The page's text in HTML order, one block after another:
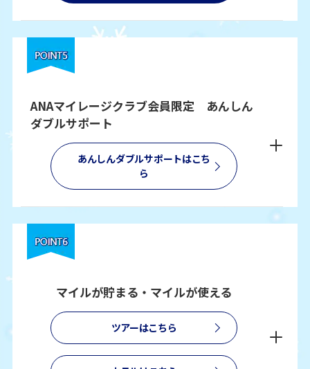
ANAマイレージクラブ会員限定 あんしん
ダブルサポート
あんしんダブルサポートはこち
ら
マイルが貯まる・マイルが使える
ツアーはこちら